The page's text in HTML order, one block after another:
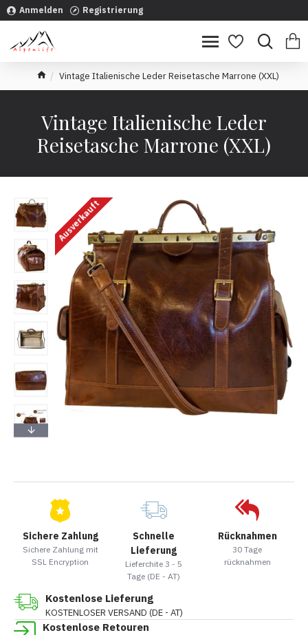
Anmelden Registrierung
Vintage Italienische Leder Reisetasche Marrone (XXL)
Vintage Italienische Leder
Reisetasche Marrone (XXL)
Ausverkauft
Sichere Zahlung
Sichere Zahlung mit
SSL Encryption
Schnelle
Lieferung
Lieferchite 3 - 5
Tage (DE - AT)
Rücknahmen
30 Tage
rücknahmen
Kostenlose Lieferung
KOSTENLOSER VERSAND (DE - AT)
Kostenlose Retouren